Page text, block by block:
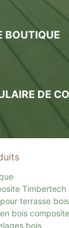
BOUTIQUE
DE
Timbertech
terrasse bois
bois composite
bois